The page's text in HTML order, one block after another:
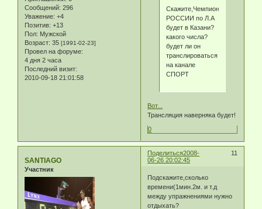
Сообщений: 296
Уважение: +4
Позитив: +13
Пол: Мужской
Возраст: 35 [1991-02-23]
Провел на форуме:
4 дня 2 часа
Последний визит:
2010-09-18 21:01:58
Скажите,Чемпионат
РОССИИ по Л.А
будет в Казани?
какого числа?
будет ли он
транслироваться
на канале
СПОРТ
Вот...
Трансляция наверняка будет!
0
Поделиться 11
2008-
06-26 20:02:45
SANTIAGO
Участник
Подскажите,сколько
времени(1мин.2м. и т.д
между упражнениями нужно
отдыхать?